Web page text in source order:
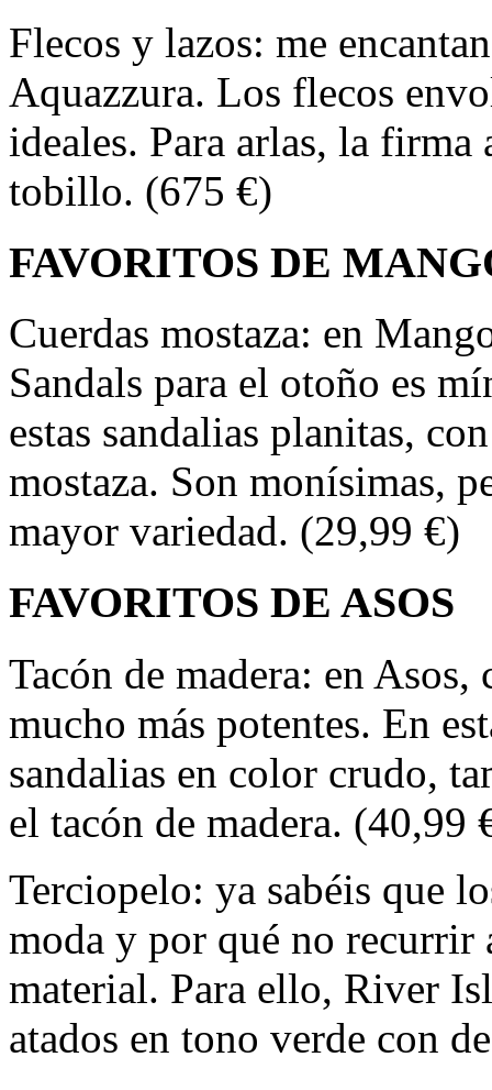
Flecos y lazos: me
Aquazzura. Los flecos
ideales. Para arlas, la firma
tobillo. (675 €)
FAVORITOS DE
Cuerdas mostaza: en
Sandals para el otoño es
estas sandalias planitas,
mostaza. Son monísimas,
mayor variedad. (29,99 €)
FAVORITOS DE ASOS
Tacón de madera: en
mucho más potentes. En
sandalias en color crudo,
el tacón de madera. (40,99
Terciopelo: ya sabéis que
moda y por qué no recurrir
material. Para ello, River
atados en tono verde con